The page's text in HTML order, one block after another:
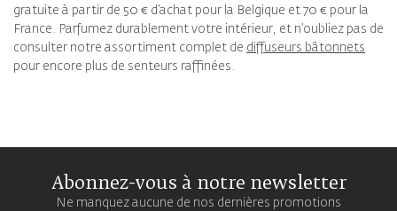
gratuite à partir de 50 € d’achat pour la Belgique et 70 € pour la
France. Parfumez durablement votre intérieur, et n’oubliez pas de
consulter notre assortiment complet de diffuseurs bâtonnets
pour encore plus de senteurs raffinées.
Abonnez-vous à notre newsletter
Ne manquez aucune de nos dernières promotions